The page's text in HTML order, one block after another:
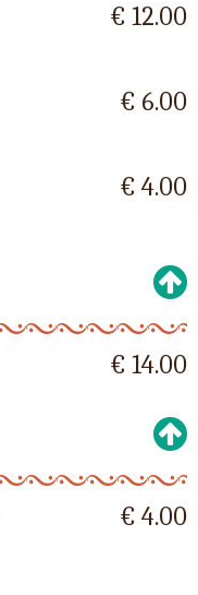
€ 12.00
€ 6.00
€ 4.00
€ 14.00
€ 4.00